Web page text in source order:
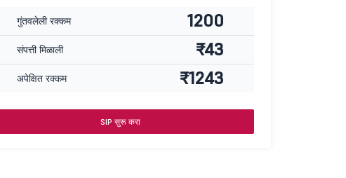
गुंतवलेली रक्कम 1200
संपत्ती मिळाली ₹43
अपेक्षित रक्कम ₹1243
SIP सुरू करा